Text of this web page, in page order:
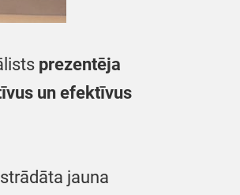
prezentēja
un efektīvus
jauna